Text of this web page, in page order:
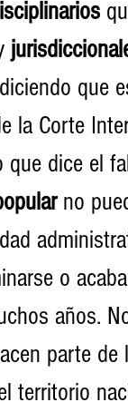
que
la Corte
que dice el
no
o
años.
parte de
territorio